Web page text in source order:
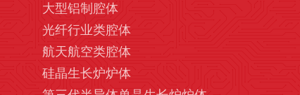
大型铝制腔体
光纤行业类腔体
航天航空类腔体
硅晶生长炉炉体